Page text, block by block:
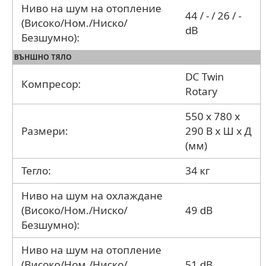
Ниво на шум на отопление
(Високо/Ном./Ниско/
Безшумно):
44 / - / 26 / -
dB
ВЪНШНО ТЯЛО
Компресор:
DC Twin
Rotary
Размери:
550 x 780 x
290 В x Ш x Д
(мм)
Тегло:
34 кг
Ниво на шум на охлаждане
(Високо/Ном./Ниско/
Безшумно):
49 dB
Ниво на шум на отопление